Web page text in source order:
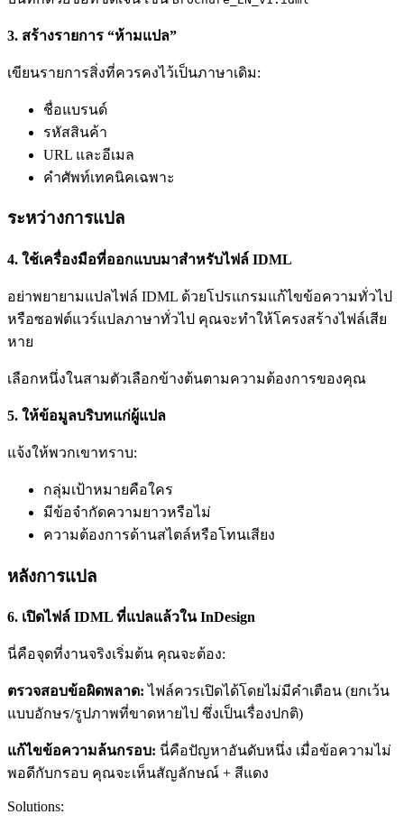
3. สร้างรายการ “ห้ามแปล”
เขียนรายการสิ่งที่ควรคงไว้เป็นภาษาเดิม:
ชื่อแบรนด์
รหัสสินค้า
URL และอีเมล
คำศัพท์เทคนิคเฉพาะ
ระหว่างการแปล
4. ใช้เครื่องมือที่ออกแบบมาสำหรับไฟล์ IDML
อย่าพยายามแปลไฟล์ IDML ด้วยโปรแกรมแก้ไขข้อความทั่วไป
หรือซอฟต์แวร์แปลภาษาทั่วไป คุณจะทำให้โครงสร้างไฟล์เสีย
หาย
เลือกหนึ่งในสามตัวเลือกข้างต้นตามความต้องการของคุณ
5. ให้ข้อมูลบริบทแก่ผู้แปล
แจ้งให้พวกเขาทราบ:
กลุ่มเป้าหมายคือใคร
มีข้อจำกัดความยาวหรือไม่
ความต้องการด้านสไตล์หรือโทนเสียง
หลังการแปล
6. เปิดไฟล์ IDML ที่แปลแล้วใน InDesign
นี่คือจุดที่งานจริงเริ่มต้น คุณจะต้อง:
ตรวจสอบข้อผิดพลาด: ไฟล์ควรเปิดได้โดยไม่มีคำเตือน (ยกเว้น
แบบอักษร/รูปภาพที่ขาดหายไป ซึ่งเป็นเรื่องปกติ)
แก้ไขข้อความล้นกรอบ: นี่คือปัญหาอันดับหนึ่ง เมื่อข้อความไม่
พอดีกับกรอบ คุณจะเห็นสัญลักษณ์ + สีแดง
Solutions: